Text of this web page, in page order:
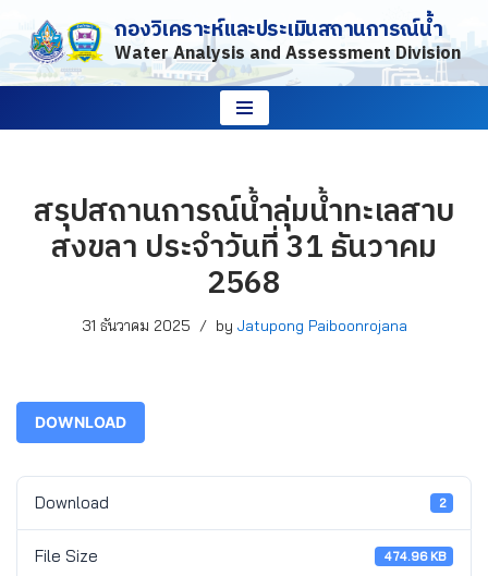
Skip
to
กองวิเคราะห์และประเมินสถานการณ์น้ำ
Water Analysis and Assessment Division
สรุปสถานการณ์น้ำลุ่มน้ำทะเลสาบ
สงขลา ประจำวันที่ 31 ธันวาคม
2568
31 ธันวาคม 2025 by Jatupong Paiboonrojana
DOWNLOAD
Download 2
File Size 474.96 KB